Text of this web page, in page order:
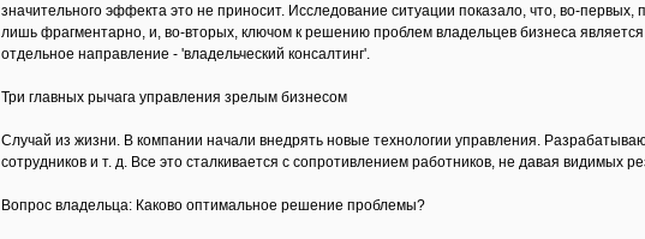
значительного эффекта это не приносит. Исследование ситуации показало, что, во-
лишь фрагментарно, и, во-вторых, ключом к решению проблем владельцев бизнеса
отдельное направление - 'владельческий консалтинг'.
Три главных рычага управления зрелым бизнесом
Случай из жизни. В компании начали внедрять новые технологии управления.
сотрудников и т. д. Все это сталкивается с сопротивлением работников, не давая видимых
Вопрос владельца: Каково оптимальное решение проблемы?